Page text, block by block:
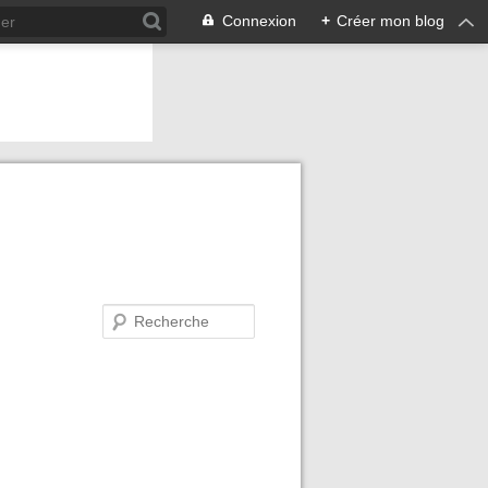
Connexion + Créer mon blog